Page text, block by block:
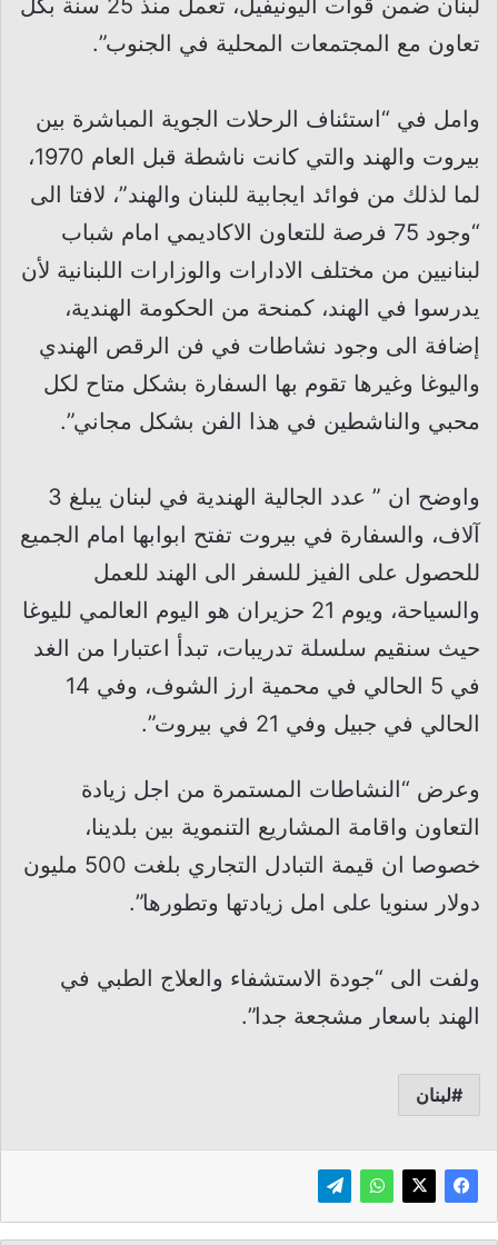
لبنان ضمن قوات اليونيفيل، تعمل منذ 25 سنة بكل
تعاون مع المجتمعات المحلية في الجنوب”.
وامل في “استئناف الرحلات الجوية المباشرة بين
بيروت والهند والتي كانت ناشطة قبل العام 1970،
لما لذلك من فوائد ايجابية للبنان والهند”، لافتا الى
“وجود 75 فرصة للتعاون الاكاديمي امام شباب
لبنانيين من مختلف الادارات والوزارات اللبنانية لأن
يدرسوا في الهند، كمنحة من الحكومة الهندية،
إضافة الى وجود نشاطات في فن الرقص الهندي
واليوغا وغيرها تقوم بها السفارة بشكل متاح لكل
محبي والناشطين في هذا الفن بشكل مجاني”.
واوضح ان ” عدد الجالية الهندية في لبنان يبلغ 3
آلاف، والسفارة في بيروت تفتح ابوابها امام الجميع
للحصول على الفيز للسفر الى الهند للعمل
والسياحة، ويوم 21 حزيران هو اليوم العالمي لليوغا
حيث سنقيم سلسلة تدريبات، تبدأ اعتبارا من الغد
في 5 الحالي في محمية ارز الشوف، وفي 14
الحالي في جبيل وفي 21 في بيروت”.
وعرض “النشاطات المستمرة من اجل زيادة
التعاون واقامة المشاريع التنموية بين بلدينا،
خصوصا ان قيمة التبادل التجاري بلغت 500 مليون
دولار سنويا على امل زيادتها وتطورها”.
ولفت الى “جودة الاستشفاء والعلاج الطبي في
الهند باسعار مشجعة جدا”.
لبنان